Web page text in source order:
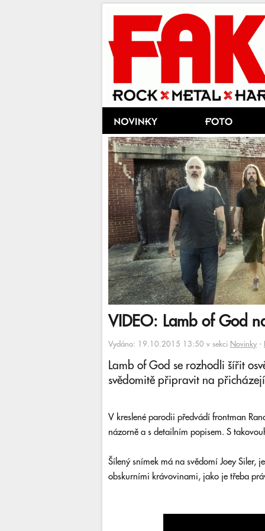
VIDEO: Lamb of God
Vydáno: 19.10.2015 13:50 v sekci Novinky -
Lamb of God se rozhodli šířit
svědomitě připravit na
V kreslené parodii předvádí frontman
názorně a s detailním popisem. S
Šílený snímek má na svědomí Joey Siler,
obskurními krávovinami, jako je třeba